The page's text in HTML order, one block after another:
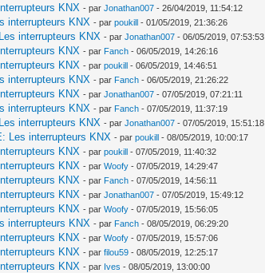
KNX - parJonathan007 - 26/04/2019, 11:54:12
interrupteurs KNX - parpoukill - 01/05/2019, 21:36:26
interrupteurs KNX - parJonathan007 - 06/05/2019, 07:53:53
KNX - par Fanch - 06/05/2019, 14:26:16
KNX - parpoukill - 06/05/2019, 14:46:51
interrupteurs KNX - par Fanch - 06/05/2019, 21:26:22
KNX - parJonathan007 - 07/05/2019, 07:21:11
interrupteurs KNX - par Fanch - 07/05/2019, 11:37:19
interrupteurs KNX - parJonathan007 - 07/05/2019, 15:51:18
Les interrupteurs KNX - parpoukill - 08/05/2019, 10:00:17
KNX - parpoukill - 07/05/2019, 11:40:32
KNX - parWoofy - 07/05/2019, 14:29:47
KNX - par Fanch - 07/05/2019, 14:56:11
KNX - parJonathan007 - 07/05/2019, 15:49:12
KNX - parWoofy - 07/05/2019, 15:56:05
interrupteurs KNX - par Fanch - 08/05/2019, 06:29:20
KNX - parWoofy - 07/05/2019, 15:57:06
KNX - parfilou59 - 08/05/2019, 12:25:17
KNX - par Ives - 08/05/2019, 13:00:00